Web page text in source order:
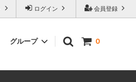
会員登録
ログイン
0
グループ